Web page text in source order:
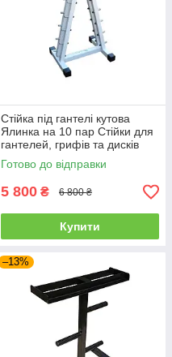
Стійка під гантелі кутова
Ялинка на 10 пар Стійки для
гантелей, грифів та дисків
розбірна
Готово до відправки
5 800 ₴ 6 800 ₴
Купити
–13%